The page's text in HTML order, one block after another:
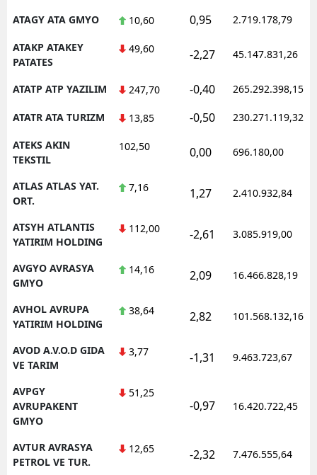
ATAGY ATA GMYO 10,60 0,95 2.719.178,79
ATAKP ATAKEY
PATATES
49,60 -2,27 45.147.831,26
ATATP ATP YAZILIM 247,70 -0,40 265.292.398,15
ATATR ATA TURIZM 13,85 -0,50 230.271.119,32
ATEKS AKIN
TEKSTIL
102,50 0,00 696.180,00
ATLAS ATLAS YAT.
ORT.
7,16 1,27 2.410.932,84
ATSYH ATLANTIS
YATIRIM HOLDING
112,00 -2,61 3.085.919,00
AVGYO AVRASYA
GMYO
14,16 2,09 16.466.828,19
AVHOL AVRUPA
YATIRIM HOLDING
38,64 2,82 101.568.132,16
AVOD A.V.O.D GIDA
VE TARIM
3,77 -1,31 9.463.723,67
AVPGY
AVRUPAKENT
GMYO
51,25
-0,97 16.420.722,45
AVTUR AVRASYA
PETROL VE TUR.
12,65 -2,32 7.476.555,64